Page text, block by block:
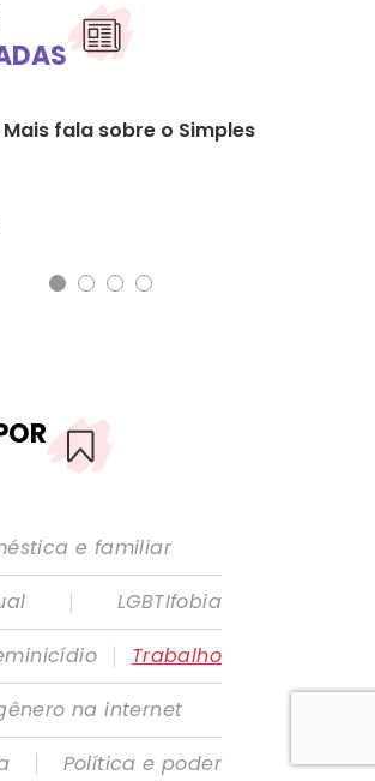
fala sobre o Simples
e familiar
|
LGBTIfobia
|
Trabalho
na internet
| Política e poder